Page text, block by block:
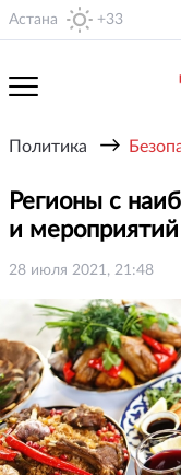
Астана +33
Политика →
Регионы с
и
28 июля 2021, 21:48